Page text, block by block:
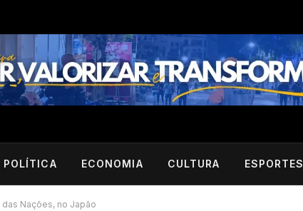
POLÍTICA ECONOMIA CULTURA ESPORTES
Nações, no Japão